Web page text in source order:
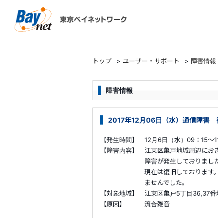
トップ > ユーザー・サポート > 障害情報
障害情報
2017年12月06日（水）通信障害
【発生時間】 12月6日（水）09：15～
【障害内容】 江東区亀戸地域周辺にお
障害が発生しておりました
現在は復旧しております。ご迷
ませんでした。
【対象地域】 江東区亀戸5丁目36,37番
【原因】 流合雑音